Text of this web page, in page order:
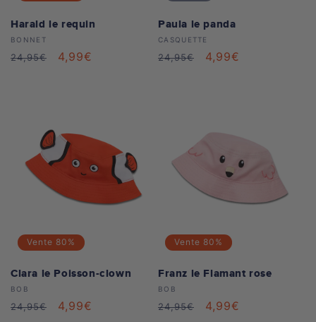
Harald le requin
Distributeur :
BONNET
Prix
24,95€
Prix
4,99€
Paula le panda
Distributeur :
CASQUETTE
Prix
24,95€
Prix
4,99€
Vente 80%
Clara le Poisson-clown
Distributeur :
BOB
Prix
24,95€
Prix
4,99€
Vente 80%
Franz le Flamant rose
Distributeur :
BOB
Prix
24,95€
Prix
4,99€